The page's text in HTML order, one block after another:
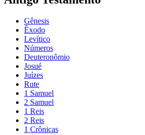
Gênesis
Êxodo
Levítico
Números
Deuteronômio
Josué
Juízes
Rute
1 Samuel
2 Samuel
1 Reis
2 Reis
1 Crônicas